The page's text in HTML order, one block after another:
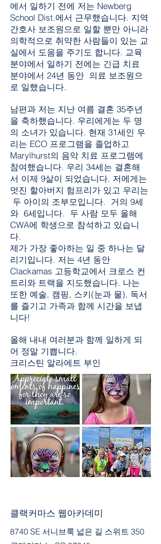
에서 일하기 전에 저는 Newberg
School Dist.에서 근무했습니다. 지역
간호사 보조원으로 일할 뿐만 아니라
의학적으로 취약한 사람들이 있는 교
실에서 도움을 주기도 합니다. 교육
분야에서 일하기 전에는 긴급 치료
분야에서 24년 동안 의료 보조원으
로 일했습니다.
남편과 저는 지난 여름 결혼 35주년
을 축하했습니다. 우리에게는 두 명
의 소녀가 있습니다. 현재 31세인 우
리는 ECO 프로그램을 졸업하고
Marylhurst의 음악 치료 프로그램에
참여했습니다. 우리 34세는 결혼해
서 이제 9살이 되었습니다. 저에게는
멋진 할아버지 험프리가 있고 우리는
두 아이의 조부모입니다. 거의 9세
와 6세입니다. 두 사람 모두 올해
CWA에 학생으로 참석하고 있습니
다.
제가 가장 좋아하는 일 중 하나는 달
리기입니다. 저는 4년 동안
Clackamas 고등학교에서 크로스 컨
트리와 트랙을 지도했습니다. 나는
또한 예술, 캠핑, 스키(눈과 물), 독서
를 즐기고 가족과 함께 시간을 보냅
니다!
올해 내내 여러분과 함께 일하게 되
어 정말 기쁩니다.
크리스틴 알라에트 부인
클랙커마스 웹아카데미
8740 SE 서니브룩 넓은 길 스위트 350